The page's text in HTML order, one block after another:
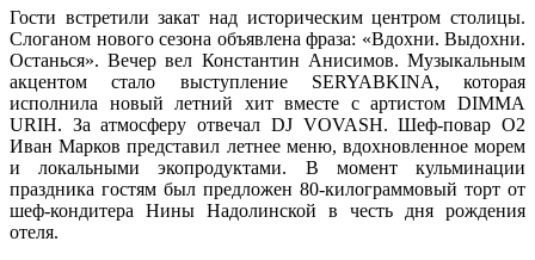
Гости встретили закат над историческим центром столицы.
Слоганом нового сезона объявлена фраза: «Вдохни. Выдохни.
Останься». Вечер вел Константин Анисимов. Музыкальным
акцентом стало выступление SERYABKINA, которая
исполнила новый летний хит вместе с артистом DIMMA
URIH. За атмосферу отвечал DJ VOVASH. Шеф-повар O2
Иван Марков представил летнее меню, вдохновленное морем
и локальными экопродуктами. В момент кульминации
праздника гостям был предложен 80-килограммовый торт от
шеф-кондитера Нины Надолинской в честь дня рождения
отеля.